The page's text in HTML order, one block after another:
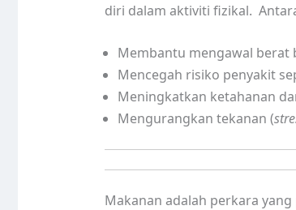
diri dalam aktiviti fizikal.
Membantu mengawal berat
Mencegah risiko penyakit
Meningkatkan ketahanan
Mengurangkan tekanan (
Makanan adalah perkara